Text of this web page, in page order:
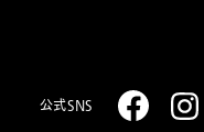
お届けについて
公式SNS